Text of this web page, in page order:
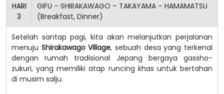
HARI
3
GIFU – SHIRAKAWAGO – TAKAYAMA – HAMAMATSU
(Breakfast, Dinner)
Setelah santap pagi, kita akan melanjutkan perjalanan
menuju Shirakawago Village, sebuah desa yang terkenal
dengan rumah tradisional Jepang bergaya gassho-
zukuri, yang memiliki atap runcing khas untuk bertahan
di musim salju.